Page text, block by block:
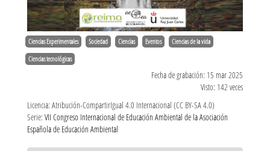
Ciencias Experimentales Sociedad Ciencias Eventos Ciencias de la vida
Ciencias tecnológicas
Fecha de grabación: 15 mar 2025
Visto: 142 veces
Licencia: Atribución-CompartirIgual 4.0 Internacional (CC BY-SA 4.0)
Serie: VII Congreso Internacional de Educación Ambiental de la Asociación
Española de Educación Ambiental